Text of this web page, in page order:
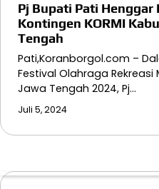
Pj Bupati Pati
Kontingen KORMI
Tengah
Pati,Koranborgol.com –
Festival Olahraga
Jawa Tengah 2024, Pj…
Juli 5, 2024